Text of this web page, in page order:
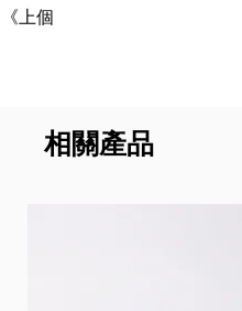
《上個
相關產品